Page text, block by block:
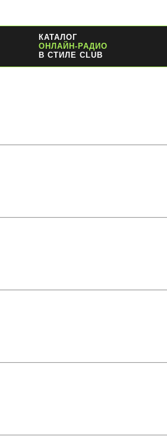
КАТАЛОГ
ОНЛАЙН-РАДИО
В СТИЛЕ CLUB